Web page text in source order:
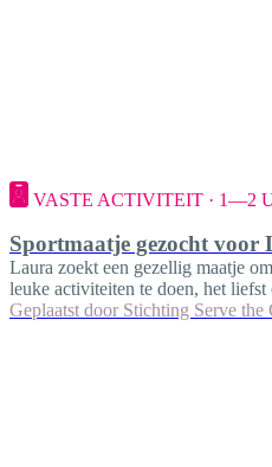
VASTE ACTIVITEIT · 1—2
Sportmaatje gezocht
Laura zoekt een gezellig maatje
leuke activiteiten te doen, het liefst
Geplaatst door Stichting Serve